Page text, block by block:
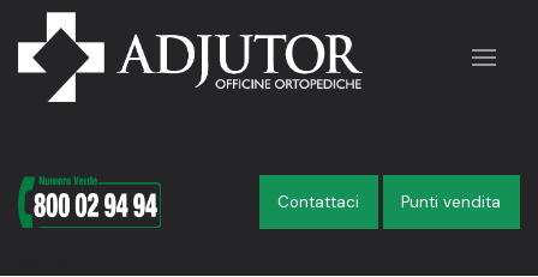
Contattaci Punti vendita